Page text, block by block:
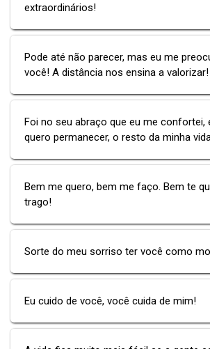
extraordinários!
Pode até não parecer, mas eu me
você! A distância nos ensina a valorizar!
Foi no seu abraço que eu me confortei,
quero permanecer, o resto da minha
Bem me quero, bem me faço. Bem te
trago!
Sorte do meu sorriso ter você como
Eu cuido de você, você cuida de mim!